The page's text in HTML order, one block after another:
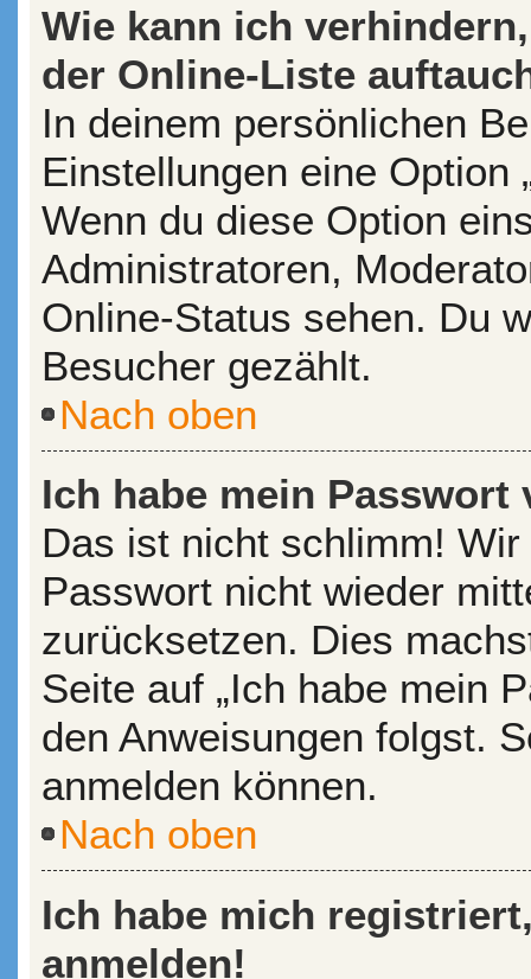
Wie kann ich
der Online-Liste
In deinem persönlichen
Einstellungen eine Option
Wenn du diese Option
Administratoren,
Online-Status sehen. Du
Besucher gezählt.
Nach oben
Ich habe mein Passwort
Das ist nicht schlimm!
Passwort nicht wieder
zurücksetzen. Dies
Seite auf „Ich habe mein
den Anweisungen folgst.
anmelden können.
Nach oben
Ich habe mich
anmelden!